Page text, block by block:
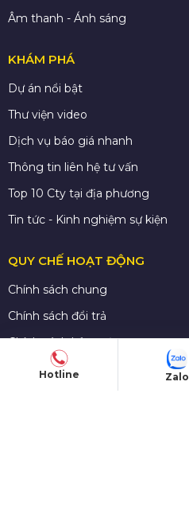
Âm thanh - Ánh sáng
KHÁM PHÁ
Dự án nổi bật
Thư viện video
Dịch vụ báo giá nhanh
Thông tin liên hệ tư vấn
Top 10 Cty tại địa phương
Tin tức - Kinh nghiệm sự kiện
QUY CHẾ HOẠT ĐỘNG
Chính sách chung
Chính sách đổi trả
Chính sách bảo mật
Chính sách bán hàng
Chính sách vận chuyển
Hotline Zalo